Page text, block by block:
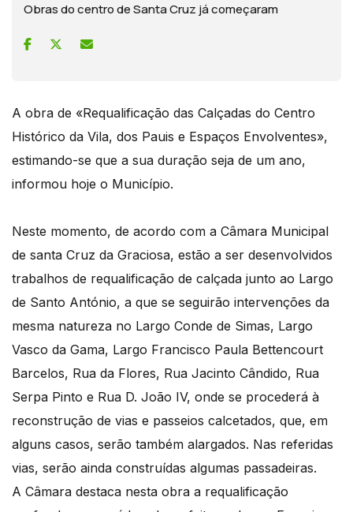
Obras do centro de Santa Cruz já começaram
A obra de «Requalificação das Calçadas do Centro
Histórico da Vila, dos Pauis e Espaços Envolventes»,
estimando-se que a sua duração seja de um ano,
informou hoje o Município.
Neste momento, de acordo com a Câmara Municipal
de santa Cruz da Graciosa, estão a ser desenvolvidos
trabalhos de requalificação de calçada junto ao Largo
de Santo António, a que se seguirão intervenções da
mesma natureza no Largo Conde de Simas, Largo
Vasco da Gama, Largo Francisco Paula Bettencourt
Barcelos, Rua da Flores, Rua Jacinto Cândido, Rua
Serpa Pinto e Rua D. João IV, onde se procederá à
reconstrução de vias e passeios calcetados, que, em
alguns casos, serão também alargados. Nas referidas
vias, serão ainda construídas algumas passadeiras.
A Câmara destaca nesta obra a requalificação